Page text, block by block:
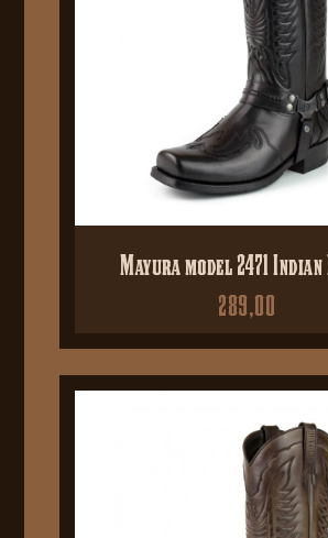
Mayura model 2471
289,00